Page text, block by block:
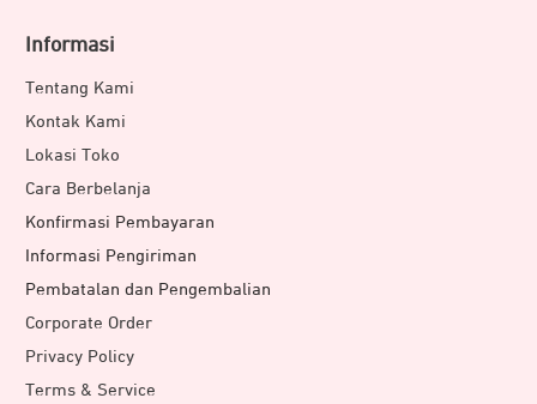
Informasi
Tentang Kami
Kontak Kami
Lokasi Toko
Cara Berbelanja
Konfirmasi Pembayaran
Informasi Pengiriman
Pembatalan dan Pengembalian
Corporate Order
Privacy Policy
Terms & Service